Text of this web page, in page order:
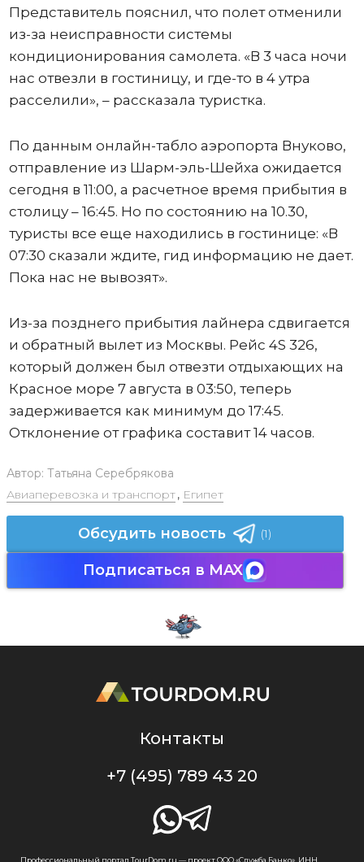
Представитель пояснил, что полет отменили
из-за неисправности системы
кондиционирования самолета. «В 3 часа ночи
нас отвезли в гостиницу, и где-то в 4 утра
расселили», – рассказала туристка.
По данным онлайн-табло аэропорта Внуково,
отправление из Шарм-эль-Шейха ожидается
сегодня в 11:00, а расчетное время прибытия в
столицу – 16:45. Но по состоянию на 10.30,
туристы все еще находились в гостинице: «В
07:30 сказали ждите, гид информацию не дает.
Пока нас не вывозят».
Из-за позднего прибытия лайнера сдвигается
и обратный вылет из Москвы. Рейс 4S 326,
который должен был отвезти отдыхающих на
Красное море 7 августа в 03:50, теперь
задерживается как минимум до 17:45.
Отклонение от графика составит 14 часов.
Автор: Татьяна Серебрякова
Авиаперевозка и транспорт, Египет
Обсудить новость (1)
Подписаться в MAX
Контакты
+7 (495) 789 43 20
Профессиональный портал TourDom.ru — проект ООО «Служба Банко», ИНН